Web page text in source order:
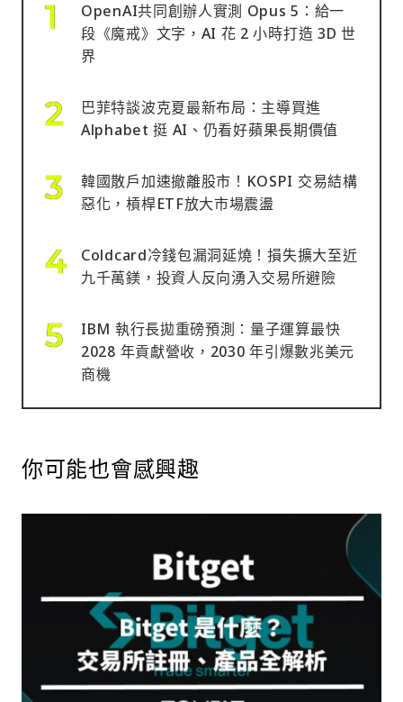
OpenAI共同創辦人實測 Opus 5：給一
段《魔戒》文字，AI 花 2 小時打造 3D 世
界
巴菲特談波克夏最新布局：主導買進
Alphabet 挺 AI、仍看好蘋果長期價值
韓國散戶加速撤離股市！KOSPI 交易結構
惡化，槓桿ETF放大市場震盪
Coldcard冷錢包漏洞延燒！損失擴大至近
九千萬鎂，投資人反向湧入交易所避險
IBM 執行長拋重磅預測：量子運算最快
2028 年貢獻營收，2030 年引爆數兆美元
商機
你可能也會感興趣